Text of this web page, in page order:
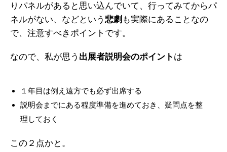
りパネルがあると思い込んでいて、行ってみてからパ
ネルがない、などという 悲劇 も実際にあることなの
で、注意すべきポイントです。
なので、私が思う 出展者説明会のポイント は
１年目は例え遠方でも必ず出席する
説明会までにある程度準備を進めておき、疑問点を整
理しておく
この２点かと。